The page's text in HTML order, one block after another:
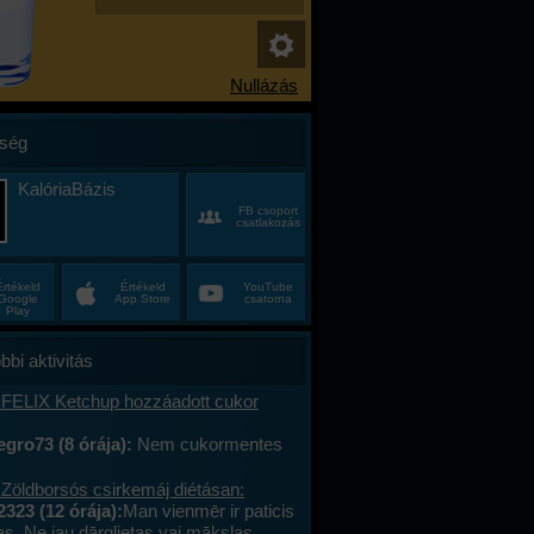
KalóriaBázis
FB csoport
csatlakozás
Play
Értékeld
App Store
YouTube
csatorna
aktivitás
Ketchup hozzáadott cukor
(8 órája): Nem cukormentes
csirkemáj diétásan:
(12 órája):Man vienmēr ir paticis